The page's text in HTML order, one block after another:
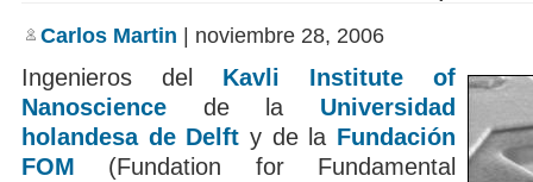
Carlos Martin | noviembre 28, 2006
Ingenieros del Kavli Institute of
Nanoscience de la Universidad
holandesa de Delft y de la Fundación
FOM (Fundation for Fundamental